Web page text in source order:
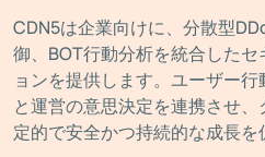
CDN5は企業向けに、分散型
御、BOT行動分析を統合した
ョンを提供します。ユーザー
と運営の意思決定を連携させ
定的で安全かつ持続的な成長を